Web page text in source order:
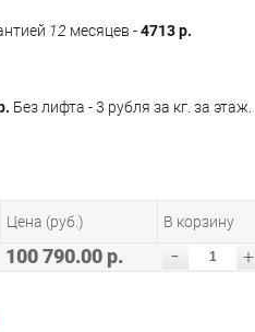
12 месяцев -4713 р.
Без лифта - 3 рубля за кг. за этаж.
Цена (руб.) В корзину
100 790.00 р. - +